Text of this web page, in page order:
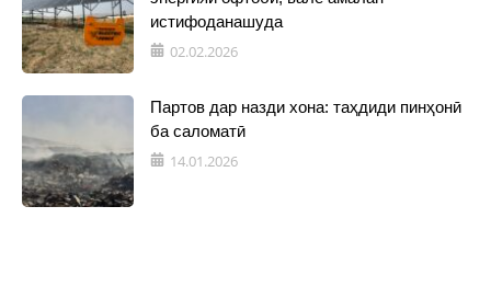
истифоданашуда
02.02.2026
Партов дар назди хона: таҳдиди пинҳонӣ
ба саломатӣ
14.01.2026